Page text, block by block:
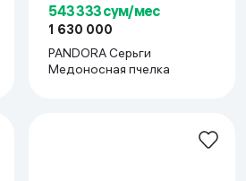
543 333 сум/мес
1 630 000
PANDORA Серьги
Медоносная пчелка